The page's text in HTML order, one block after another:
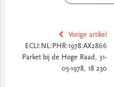
Vorige artikel
ECLI:NL:PHR:1978:AX2866
Parket bij de Hoge Raad, 31-
05-1978, 18 230